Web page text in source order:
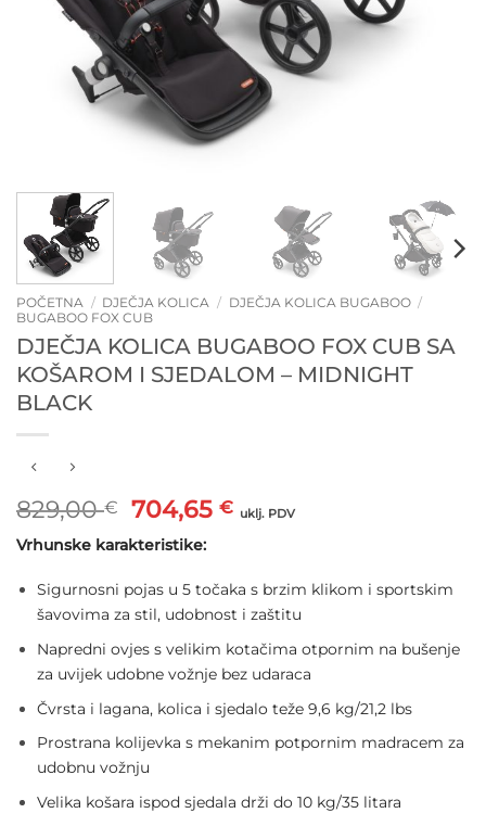
POČETNA / DJEČJA KOLICA / DJEČJA KOLICA BUGABOO /
BUGABOO FOX CUB
DJEČJA KOLICA BUGABOO FOX CUB SA
KOŠAROM I SJEDALOM – MIDNIGHT
BLACK
829,00€
Izvorna
cijena
bila
je:
829,00 €.
704,65€Trenutna
cijena
704,65 €.
uklj. PDV
Vrhunske karakteristike:
Sigurnosni pojas u 5 točaka s brzim klikom i sportskim
šavovima za stil, udobnost i zaštitu
Napredni ovjes s velikim kotačima otpornim na bušenje
za uvijek udobne vožnje bez udaraca
Čvrsta i lagana, kolica i sjedalo teže 9,6 kg/21,2 lbs
Prostrana kolijevka s mekanim potpornim madracem za
udobnu vožnju
Velika košara ispod sjedala drži do 10 kg/35 litara